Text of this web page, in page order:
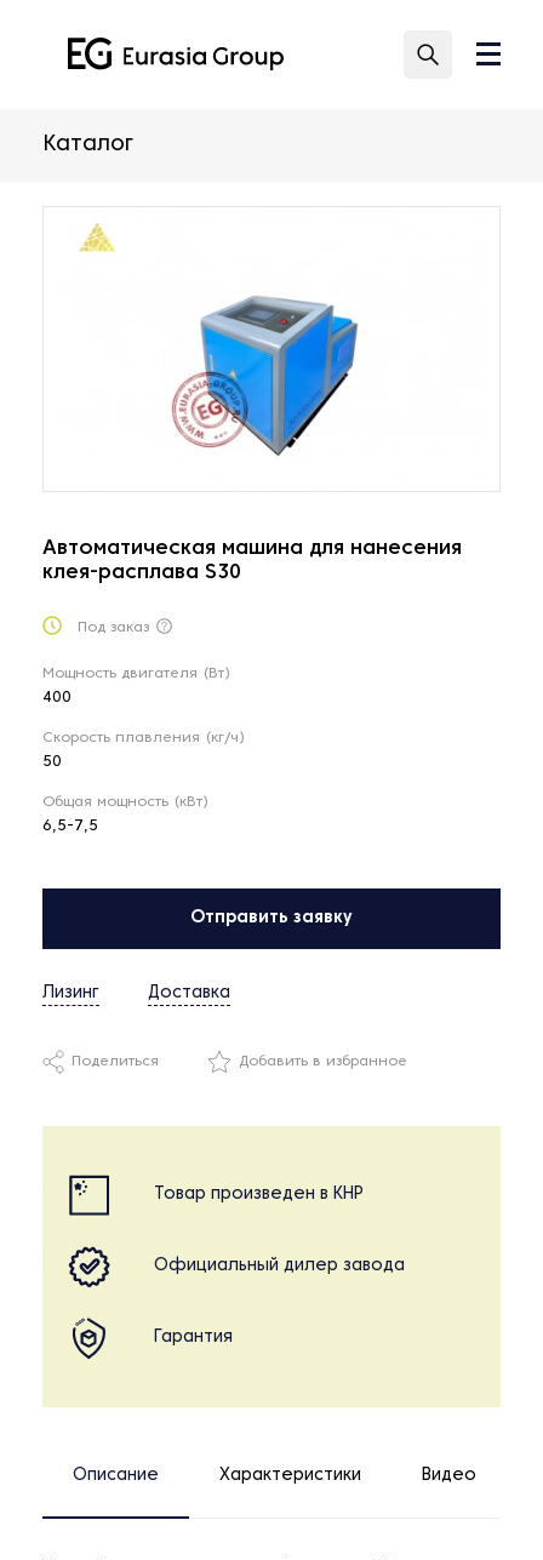
Каталог
Автоматическая машина для нанесения
клея-расплава S30
Под заказ
Мощность двигателя (Вт)
400
Скорость плавления (кг/ч)
50
Общая мощность (кВт)
6,5-7,5
Отправить заявку
Лизинг Доставка
Поделиться Добавить в избранное
Товар произведен в КНР
Официальный дилер завода
Гарантия
Описание Характеристики Видео